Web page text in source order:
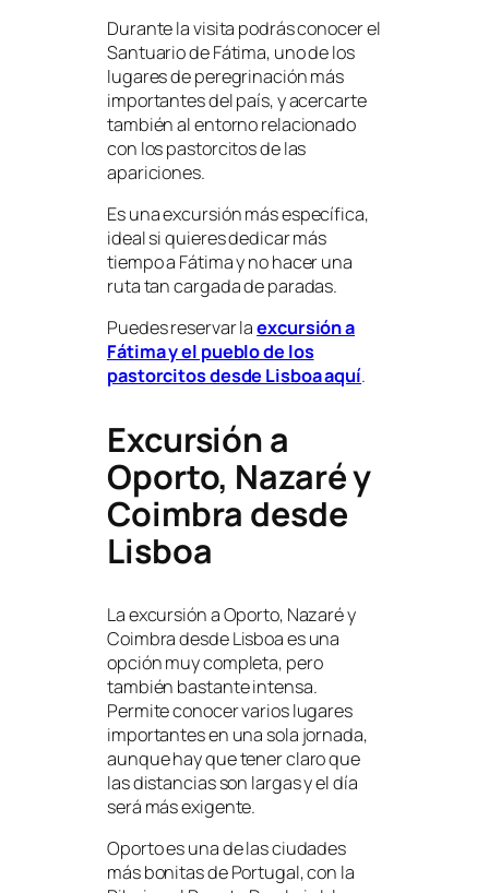
Durante la visita podrás conocer el
Santuario de Fátima, uno de los
lugares de peregrinación más
importantes del país, y acercarte
también al entorno relacionado
con los pastorcitos de las
apariciones.
Es una excursión más específica,
ideal si quieres dedicar más
tiempo a Fátima y no hacer una
ruta tan cargada de paradas.
Puedes reservar laexcursión a
Fátima y el pueblo de los
pastorcitos desde Lisboa aquí.
Excursión a
Oporto, Nazaré y
Coimbra desde
Lisboa
La excursión a Oporto, Nazaré y
Coimbra desde Lisboa es una
opción muy completa, pero
también bastante intensa.
Permite conocer varios lugares
importantes en una sola jornada,
aunque hay que tener claro que
las distancias son largas y el día
será más exigente.
Oporto es una de las ciudades
más bonitas de Portugal, con la